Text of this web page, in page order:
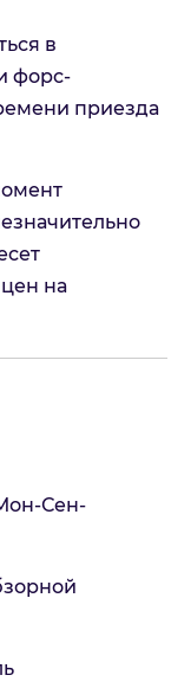
в
форс-
приезда
на
Сен-